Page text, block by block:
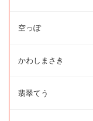
空っぽ
かわしまさき
翡翠てう